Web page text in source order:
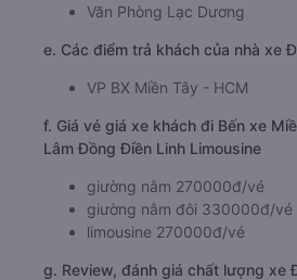
Văn Phòng Lạc Dương
e. Các điểm trả khách của nhà xe
VP BX Miền Tây - HCM
f. Giá vé giá xe khách đi Bến xe
Lâm Đồng Điền Linh Limousine
giường nằm 270000đ/vé
giường nằm đôi 330000đ/vé
limousine 270000đ/vé
g. Review, đánh giá chất lượng xe